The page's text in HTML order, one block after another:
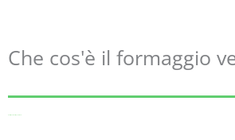
Che cos'è il formaggio